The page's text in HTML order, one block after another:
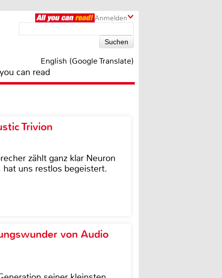
Anmelden
English (Google Translate)
can read
Trivion
zählt ganz klar Neuron
uns restlos begeistert.
von Audio